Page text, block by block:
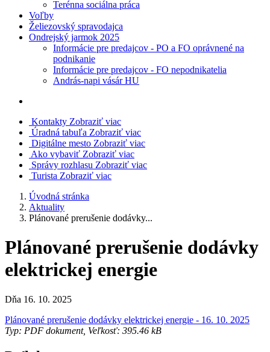
Terénna sociálna práca
Voľby
Želiezovský spravodajca
Ondrejský jarmok 2025
Informácie pre predajcov - PO a FO oprávnené na
podnikanie
Informácie pre predajcov - FO nepodnikatelia
András-napi vásár HU
Kontakty Zobraziť viac
Úradná tabuľa Zobraziť viac
Digitálne mesto Zobraziť viac
Ako vybaviť Zobraziť viac
Správy rozhlasu Zobraziť viac
Turista Zobraziť viac
Úvodná stránka
Aktuality
Plánované prerušenie dodávky...
Plánované prerušenie dodávky
elektrickej energie
Dňa 16. 10. 2025
Plánované prerušenie dodávky elektrickej energie - 16. 10. 2025
Typ: PDF dokument, Veľkosť: 395.46 kB